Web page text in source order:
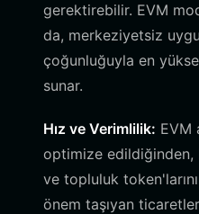
gerektirebilir. EVM
da, merkeziyetsiz
çoğunluğuyla en
sunar.
Hız ve Verimlilik: EVM
optimize edildiğinden,
ve topluluk
önem taşıyan